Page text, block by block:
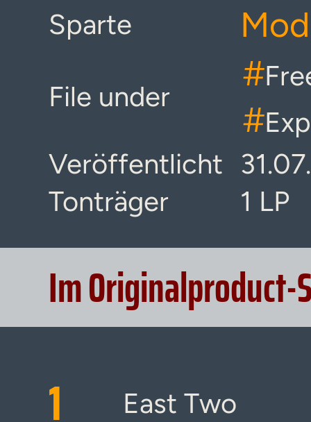
Sparte
File under
#
#
Veröffentlicht
Tonträger
1 LP
Im
1 East Two